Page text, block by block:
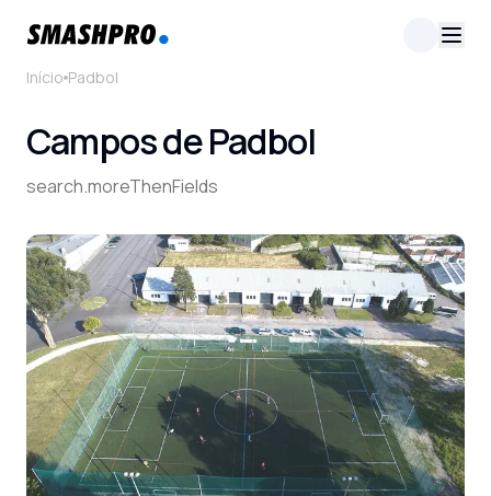
Início Padbol
Campos de Padbol
search.moreThenFields